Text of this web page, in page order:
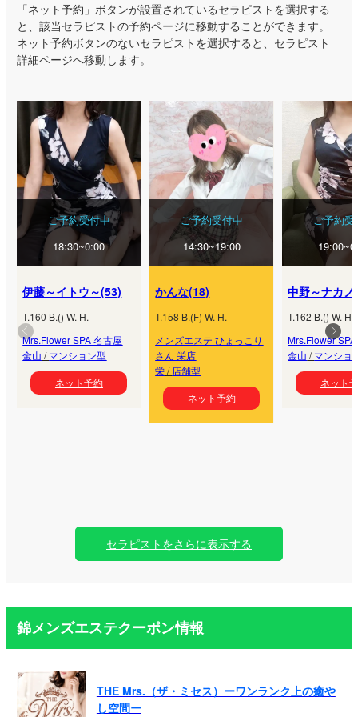
「ネット予約」ボタンが設置されているセラピストを選択する
と、該当セラピストの予約ページに移動することができます。
ネット予約ボタンのないセラピストを選択すると、セラピスト
詳細ページへ移動します。
ご予約受付中
18:30~0:00
伊藤～イトウ～(53)
T.160 B.() W. H.
Mrs.Flower SPA 名古屋
金山 /マンション型
ネット予約
ご予約受付中
14:30~19:00
かんな(18)
T.158 B.(F) W. H.
メンズエステ ひょっこり
さん 栄店
栄/ 店舗型
ネット予約
ご予約受
中野～ナカノ
T.162 B.() W. H.
Mrs.Flower
金山 /マンショ
ネット
セラピストをさらに表示する
錦メンズエステクーポン情報
THE Mrs.（ザ・ミセス）ーワンランク上の癒や
し空間ー